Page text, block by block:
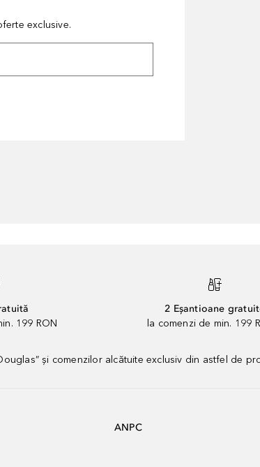
exclusive.
199 RON
2 Eșantioane
la comenzi de min. 199
și comenzilor alcătuite exclusiv din astfel de
ANPC